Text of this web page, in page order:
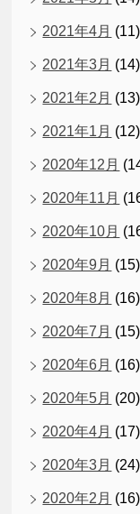
2021年4月 (11)
2021年3月 (14)
2021年2月 (13)
2021年1月 (12)
2020年12月
2020年11月
2020年10月
2020年9月 (15)
2020年8月 (16)
2020年7月 (15)
2020年6月 (16)
2020年5月 (20)
2020年4月 (17)
2020年3月 (24)
2020年2月 (16)